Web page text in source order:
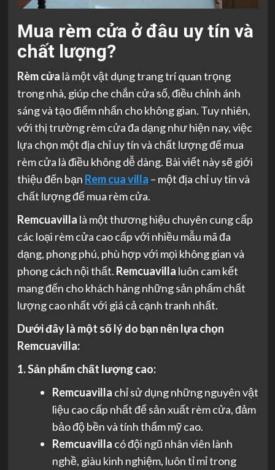
Mua rèm cửa ở đâu uy tín và
chất lượng?
Rèm cửa là một vật dụng trang trí quan trọng
trong nhà, giúp che chắn cửa sổ, điều chỉnh ánh
sáng và tạo điểm nhấn cho không gian. Tuy nhiên,
với thị trường rèm cửa đa dạng như hiện nay, việc
lựa chọn một địa chỉ uy tín và chất lượng để mua
rèm cửa là điều không dễ dàng. Bài viết này sẽ giới
thiệu đến bạn Rem cua villa – một địa chỉ uy tín và
chất lượng để mua rèm cửa.
Remcuavilla là một thương hiệu chuyên cung cấp
các loại rèm cửa cao cấp với nhiều mẫu mã đa
dạng, phong phú, phù hợp với mọi không gian và
phong cách nội thất. Remcuavilla luôn cam kết
mang đến cho khách hàng những sản phẩm chất
lượng cao nhất với giá cả cạnh tranh nhất.
Dưới đây là một số lý do bạn nên lựa chọn
Remcuavilla:
1. Sản phẩm chất lượng cao:
Remcuavilla chỉ sử dụng những nguyên vật
liệu cao cấp nhất để sản xuất rèm cửa, đảm
bảo độ bền và tính thẩm mỹ cao.
Remcuavilla có đội ngũ nhân viên lành
nghề, giàu kinh nghiệm, luôn tỉ mỉ trong